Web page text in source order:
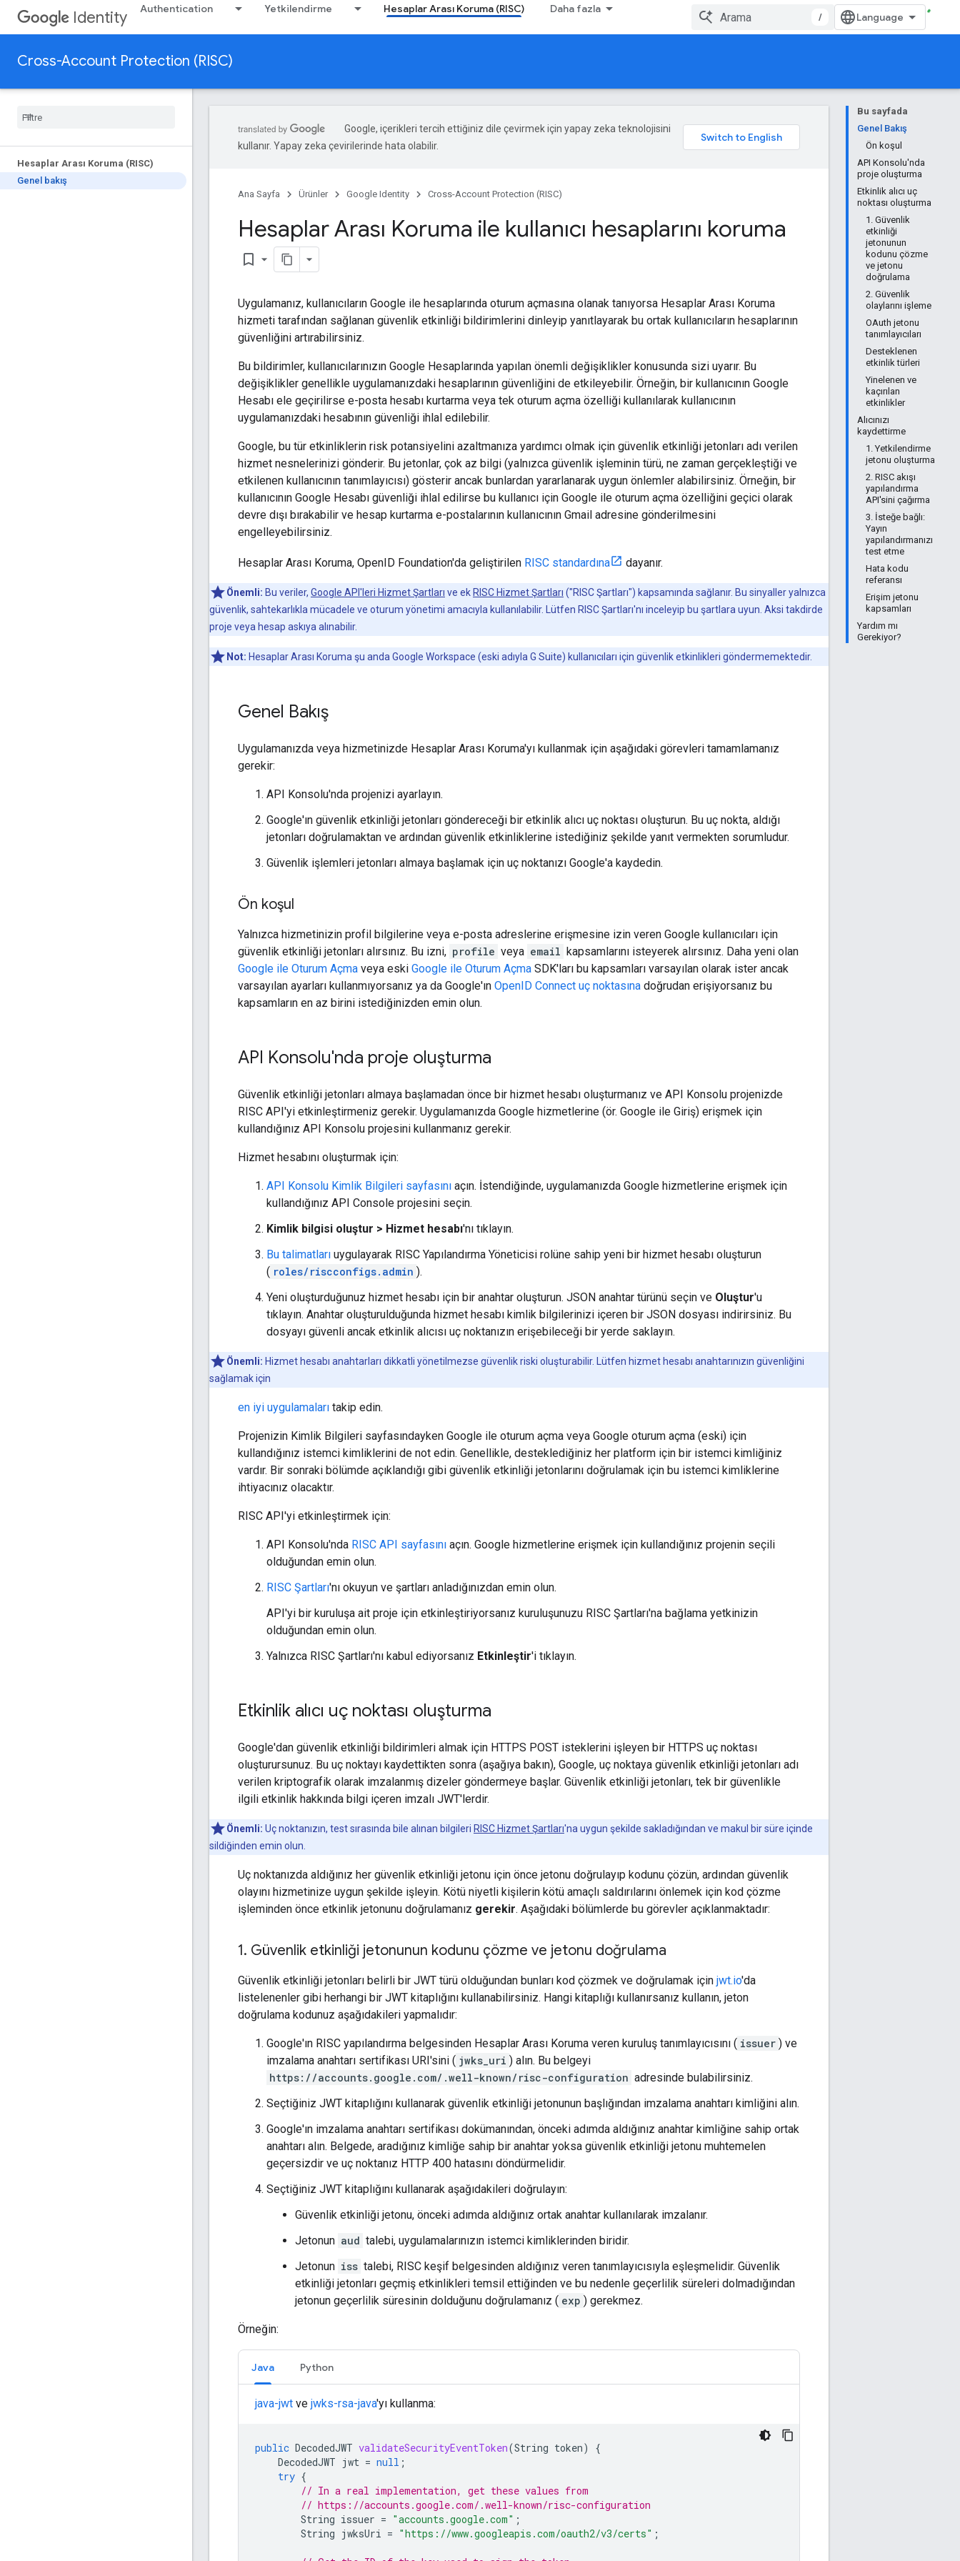
Identity Authentication Yetkilendirme Hesaplar Arası Koruma (RISC) Daha fazla
/
Cross-Account Protection (RISC)
Hesaplar Arası Koruma (RISC)
Genel bakış
Bu sayfada
Genel Bakış
Ön koşul
API Konsolu'nda
proje oluşturma
Etkinlik alıcı uç
noktası oluşturma
1. Güvenlik
etkinliği
jetonunun
kodunu çözme
ve jetonu
doğrulama
2. Güvenlik
olaylarını işleme
OAuth jetonu
tanımlayıcıları
Desteklenen
etkinlik türleri
Yinelenen ve
kaçırılan
etkinlikler
Alıcınızı
kaydettirme
1. Yetkilendirme
jetonu oluşturma
2. RISC akışı
yapılandırma
API'sini çağırma
3. İsteğe bağlı:
Yayın
yapılandırmanızı
test etme
Hata kodu
referansı
Erişim jetonu
kapsamları
Yardım mı
Gerekiyor?
Google, içerikleri tercih ettiğiniz dile çevirmek için yapay zeka teknolojisini
kullanır. Yapay zeka çevirilerinde hata olabilir.
Ana Sayfa Ürünler Google Identity Cross-Account Protection (RISC)
Hesaplar Arası Koruma ile kullanıcı hesaplarını koruma
bookmark_border
Uygulamanız, kullanıcıların Google ile hesaplarında oturum açmasına olanak tanıyorsa Hesaplar Arası Koruma
hizmeti tarafından sağlanan güvenlik etkinliği bildirimlerini dinleyip yanıtlayarak bu ortak kullanıcıların hesaplarının
güvenliğini artırabilirsiniz.
Bu bildirimler, kullanıcılarınızın Google Hesaplarında yapılan önemli değişiklikler konusunda sizi uyarır. Bu
değişiklikler genellikle uygulamanızdaki hesaplarının güvenliğini de etkileyebilir. Örneğin, bir kullanıcının Google
Hesabı ele geçirilirse e-posta hesabı kurtarma veya tek oturum açma özelliği kullanılarak kullanıcının
uygulamanızdaki hesabının güvenliği ihlal edilebilir.
Google, bu tür etkinliklerin risk potansiyelini azaltmanıza yardımcı olmak için güvenlik etkinliği jetonları adı verilen
hizmet nesnelerinizi gönderir. Bu jetonlar, çok az bilgi (yalnızca güvenlik işleminin türü, ne zaman gerçekleştiği ve
etkilenen kullanıcının tanımlayıcısı) gösterir ancak bunlardan yararlanarak uygun önlemler alabilirsiniz. Örneğin, bir
kullanıcının Google Hesabı güvenliği ihlal edilirse bu kullanıcı için Google ile oturum açma özelliğini geçici olarak
devre dışı bırakabilir ve hesap kurtarma e-postalarının kullanıcının Gmail adresine gönderilmesini
engelleyebilirsiniz.
Hesaplar Arası Koruma, OpenID Foundation'da geliştirilen RISC standardına dayanır.
Önemli: Bu veriler, Google API'leri Hizmet Şartları ve ek RISC Hizmet Şartları ("RISC Şartları") kapsamında sağlanır. Bu sinyaller yalnızca
güvenlik, sahtekarlıkla mücadele ve oturum yönetimi amacıyla kullanılabilir. Lütfen RISC Şartları'nı inceleyip bu şartlara uyun. Aksi takdirde
proje veya hesap askıya alınabilir.
Not: Hesaplar Arası Koruma şu anda Google Workspace (eski adıyla G Suite) kullanıcıları için güvenlik etkinlikleri göndermemektedir.
Genel Bakış
Uygulamanızda veya hizmetinizde Hesaplar Arası Koruma'yı kullanmak için aşağıdaki görevleri tamamlamanız
gerekir:
API Konsolu'nda projenizi ayarlayın.
Google'ın güvenlik etkinliği jetonları göndereceği bir etkinlik alıcı uç noktası oluşturun. Bu uç nokta, aldığı
jetonları doğrulamaktan ve ardından güvenlik etkinliklerine istediğiniz şekilde yanıt vermekten sorumludur.
Güvenlik işlemleri jetonları almaya başlamak için uç noktanızı Google'a kaydedin.
Ön koşul
Yalnızca hizmetinizin profil bilgilerine veya e-posta adreslerine erişmesine izin veren Google kullanıcıları için
güvenlik etkinliği jetonları alırsınız. Bu izni, profile veya email kapsamlarını isteyerek alırsınız. Daha yeni olan
Google ile Oturum Açma veya eski Google ile Oturum Açma SDK'ları bu kapsamları varsayılan olarak ister ancak
varsayılan ayarları kullanmıyorsanız ya da Google'ın OpenID Connect uç noktasına doğrudan erişiyorsanız bu
kapsamların en az birini istediğinizden emin olun.
API Konsolu'nda proje oluşturma
Güvenlik etkinliği jetonları almaya başlamadan önce bir hizmet hesabı oluşturmanız ve API Konsolu projenizde
RISC API'yi etkinleştirmeniz gerekir. Uygulamanızda Google hizmetlerine (ör. Google ile Giriş) erişmek için
kullandığınız API Konsolu projesini kullanmanız gerekir.
Hizmet hesabını oluşturmak için:
API Konsolu Kimlik Bilgileri sayfasını açın. İstendiğinde, uygulamanızda Google hizmetlerine erişmek için
kullandığınız API Console projesini seçin.
Kimlik bilgisi oluştur > Hizmet hesabı'nı tıklayın.
Bu talimatları uygulayarak RISC Yapılandırma Yöneticisi rolüne sahip yeni bir hizmet hesabı oluşturun
( roles/riscconfigs.admin ).
Yeni oluşturduğunuz hizmet hesabı için bir anahtar oluşturun. JSON anahtar türünü seçin ve Oluştur'u
tıklayın. Anahtar oluşturulduğunda hizmet hesabı kimlik bilgilerinizi içeren bir JSON dosyası indirirsiniz. Bu
dosyayı güvenli ancak etkinlik alıcısı uç noktanızın erişebileceği bir yerde saklayın.
Önemli: Hizmet hesabı anahtarları dikkatli yönetilmezse güvenlik riski oluşturabilir. Lütfen hizmet hesabı anahtarınızın güvenliğini
sağlamak için
en iyi uygulamaları takip edin.
Projenizin Kimlik Bilgileri sayfasındayken Google ile oturum açma veya Google oturum açma (eski) için
kullandığınız istemci kimliklerini de not edin. Genellikle, desteklediğiniz her platform için bir istemci kimliğiniz
vardır. Bir sonraki bölümde açıklandığı gibi güvenlik etkinliği jetonlarını doğrulamak için bu istemci kimliklerine
ihtiyacınız olacaktır.
RISC API'yi etkinleştirmek için:
API Konsolu'nda RISC API sayfasını açın. Google hizmetlerine erişmek için kullandığınız projenin seçili
olduğundan emin olun.
RISC Şartları'nı okuyun ve şartları anladığınızdan emin olun.
API'yi bir kuruluşa ait proje için etkinleştiriyorsanız kuruluşunuzu RISC Şartları'na bağlama yetkinizin
olduğundan emin olun.
Yalnızca RISC Şartları'nı kabul ediyorsanız Etkinleştir'i tıklayın.
Etkinlik alıcı uç noktası oluşturma
Google'dan güvenlik etkinliği bildirimleri almak için HTTPS POST isteklerini işleyen bir HTTPS uç noktası
oluşturursunuz. Bu uç noktayı kaydettikten sonra (aşağıya bakın), Google, uç noktaya güvenlik etkinliği jetonları adı
verilen kriptografik olarak imzalanmış dizeler göndermeye başlar. Güvenlik etkinliği jetonları, tek bir güvenlikle
ilgili etkinlik hakkında bilgi içeren imzalı JWT'lerdir.
Önemli: Uç noktanızın, test sırasında bile alınan bilgileri RISC Hizmet Şartları'na uygun şekilde sakladığından ve makul bir süre içinde
sildiğinden emin olun.
Uç noktanızda aldığınız her güvenlik etkinliği jetonu için önce jetonu doğrulayıp kodunu çözün, ardından güvenlik
olayını hizmetinize uygun şekilde işleyin. Kötü niyetli kişilerin kötü amaçlı saldırılarını önlemek için kod çözme
işleminden önce etkinlik jetonunu doğrulamanız gerekir. Aşağıdaki bölümlerde bu görevler açıklanmaktadır:
1. Güvenlik etkinliği jetonunun kodunu çözme ve jetonu doğrulama
Güvenlik etkinliği jetonları belirli bir JWT türü olduğundan bunları kod çözmek ve doğrulamak için jwt.io'da
listelenenler gibi herhangi bir JWT kitaplığını kullanabilirsiniz. Hangi kitaplığı kullanırsanız kullanın, jeton
doğrulama kodunuz aşağıdakileri yapmalıdır:
Google'ın RISC yapılandırma belgesinden Hesaplar Arası Koruma veren kuruluş tanımlayıcısını ( issuer ) ve
imzalama anahtarı sertifikası URI'sini ( jwks_uri ) alın. Bu belgeyi
https://accounts.google.com/.well-known/risc-configuration adresinde bulabilirsiniz.
Seçtiğiniz JWT kitaplığını kullanarak güvenlik etkinliği jetonunun başlığından imzalama anahtarı kimliğini alın.
Google'ın imzalama anahtarı sertifikası dokümanından, önceki adımda aldığınız anahtar kimliğine sahip ortak
anahtarı alın. Belgede, aradığınız kimliğe sahip bir anahtar yoksa güvenlik etkinliği jetonu muhtemelen
geçersizdir ve uç noktanız HTTP 400 hatasını döndürmelidir.
Seçtiğiniz JWT kitaplığını kullanarak aşağıdakileri doğrulayın:
Güvenlik etkinliği jetonu, önceki adımda aldığınız ortak anahtar kullanılarak imzalanır.
Jetonun aud talebi, uygulamalarınızın istemci kimliklerinden biridir.
Jetonun iss talebi, RISC keşif belgesinden aldığınız veren tanımlayıcısıyla eşleşmelidir. Güvenlik
etkinliği jetonları geçmiş etkinlikleri temsil ettiğinden ve bu nedenle geçerlilik süreleri dolmadığından
jetonun geçerlilik süresinin dolduğunu doğrulamanız ( exp ) gerekmez.
Örneğin:
Java Python
java-jwt ve jwks-rsa-java'yı kullanma:
public DecodedJWT validateSecurityEventToken(String token)
{
DecodedJWT jwt = null ;
try {
// In a real implementation, get these values from
// https://accounts.google.com/.well-known/risc-configuration
String issuer = "accounts.google.com" ;
String jwksUri = "https://www.googleapis.com/oauth2/v3/certs" ;